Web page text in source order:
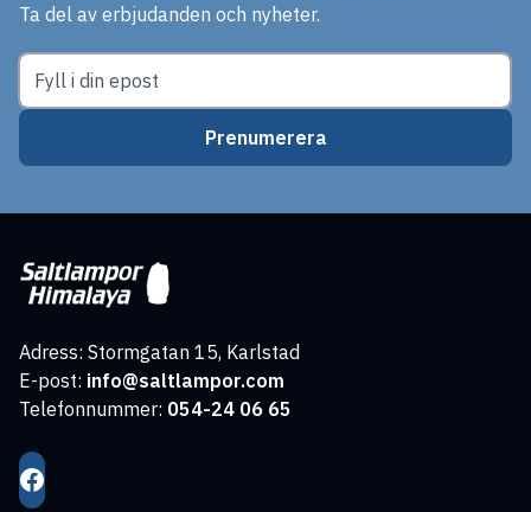
Ta del av erbjudanden och nyheter.
Prenumerera
Adress: Stormgatan 15, Karlstad
E-post: info@saltlampor.com
Telefonnummer: 054-24 06 65